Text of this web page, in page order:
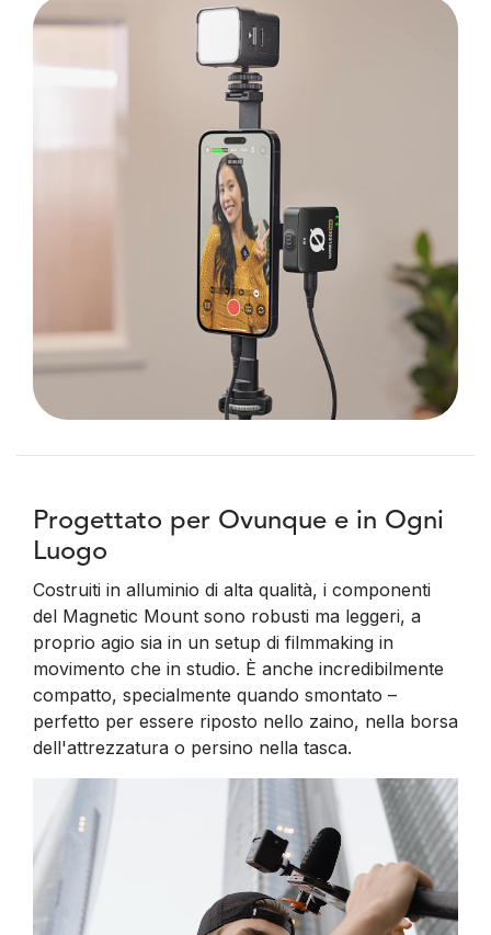
Progettato per Ovunque e in Ogni
Luogo
Costruiti in alluminio di alta qualità, i componenti
del Magnetic Mount sono robusti ma leggeri, a
proprio agio sia in un setup di filmmaking in
movimento che in studio. È anche incredibilmente
compatto, specialmente quando smontato –
perfetto per essere riposto nello zaino, nella borsa
dell'attrezzatura o persino nella tasca.